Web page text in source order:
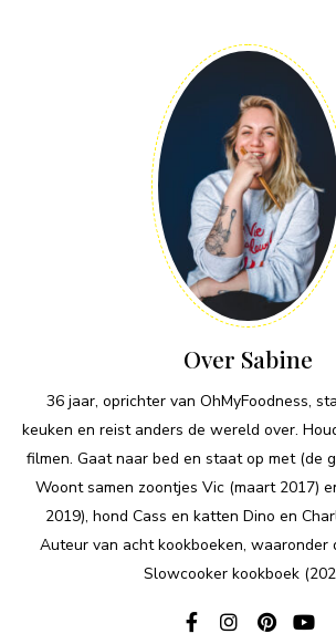
Over Sabine
36 jaar, oprichter van OhMyFoodness,
keuken en reist anders de wereld over.
filmen. Gaat naar bed en staat op met (de
Woont samen zoontjes Vic (maart 2017)
2019), hond Cass en katten Dino en
Auteur van acht kookboeken, waaronder
Slowcooker kookboek